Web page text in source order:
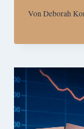
VonDeborah